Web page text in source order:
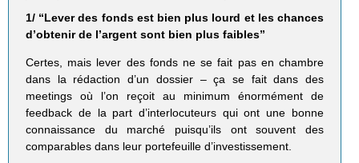
1/ “Lever des fonds est bien plus lourd et les chances
d’obtenir de l’argent sont bien plus faibles”
Certes, mais lever des fonds ne se fait pas en chambre
dans la rédaction d’un dossier – ça se fait dans des
meetings où l’on reçoit au minimum énormément de
feedback de la part d’interlocuteurs qui ont une bonne
connaissance du marché puisqu’ils ont souvent des
comparables dans leur portefeuille d’investissement.